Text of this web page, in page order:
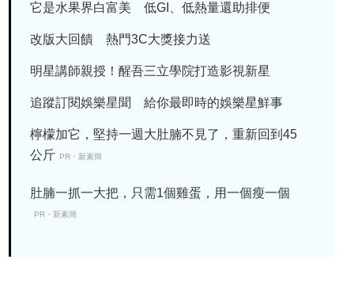
它是水果界白富美 低GI、低熱量還助排便
改版大回饋 熱門3C大獎接力送
明星講師親授！醒吾三立學院打造影視新星
追蹤訂閱娛樂星聞 給你最即時的娛樂星鮮事
檸檬加它，堅持一週大肚腩不見了，重新回到45
公斤 PR・新素簡
肚腩一抓一大把，只需1個雞蛋，用一個瘦一個
PR・新素簡